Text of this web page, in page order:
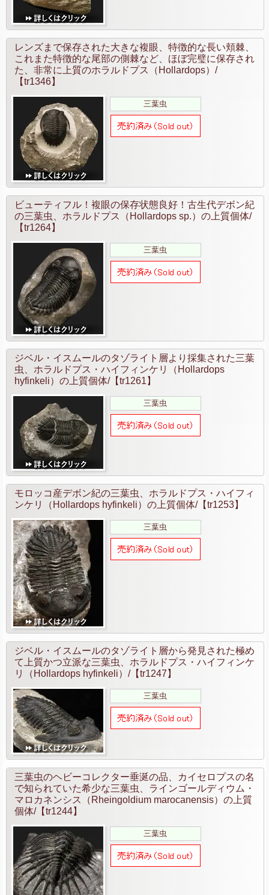
レンズまで保存された大きな複眼、特徴的な長い頬棘、
これまた特徴的な尾部の側棘など、ほぼ完璧に保存され
た、非常に上質のホラルドプス（Hollardops）/
【tr1346】
三葉虫
ビューティフル！複眼の保存状態良好！古生代デボン紀
の三葉虫、ホラルドプス（Hollardops sp.）の上質個体/
【tr1264】
三葉虫
ジベル・イスムールのタゾライト層より採集された三葉
虫、ホラルドプス・ハイフィンケリ（Hollardops
hyfinkeli）の上質個体/【tr1261】
三葉虫
モロッコ産デボン紀の三葉虫、ホラルドプス・ハイフィ
ンケリ（Hollardops hyfinkeli）の上質個体/【tr1253】
三葉虫
ジベル・イスムールのタゾライト層から発見された極め
て上質かつ立派な三葉虫、ホラルドプス・ハイフィンケ
リ（Hollardops hyfinkeli）/【tr1247】
三葉虫
三葉虫のヘビーコレクター垂涎の品、カイセロプスの名
で知られていた希少な三葉虫、ラインゴールディウム・
マロカネンシス（Rheingoldium marocanensis）の上質
個体/【tr1244】
三葉虫